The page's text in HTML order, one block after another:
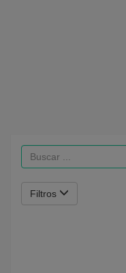
Filtros